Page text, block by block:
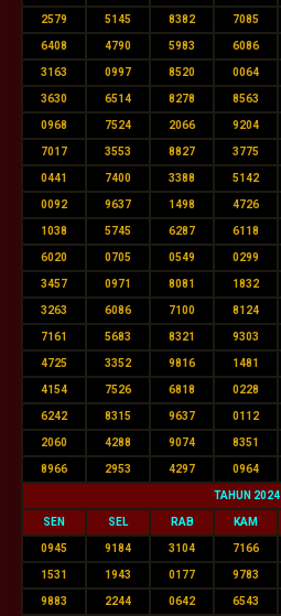
2579 5145 8382 7085
6408 4790 5983 6086
3163 0997 8520 0064
3630 6514 8278 8563
0968 7524 2066 9204
7017 3553 8827 3775
0441 7400 3388 5142
0092 9637 1498 4726
1038 5745 6287 6118
6020 0705 0549 0299
3457 0971 8081 1832
3263 6086 7100 8124
7161 5683 8321 9303
4725 3352 9816 1481
4154 7526 6818 0228
6242 8315 9637 0112
2060 4288 9074 8351
8966 2953 4297 0964
TAHUN 2024
SEN SEL RAB KAM
0945 9184 3104 7166
1531 1943 0177 9783
9883 2244 0642 6543